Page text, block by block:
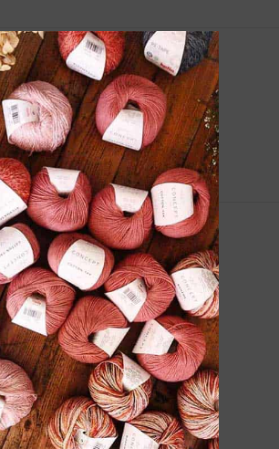
, Filati, Lana, Pura Lana
(0)
0,05 kg
5 × 5 × 5 cm